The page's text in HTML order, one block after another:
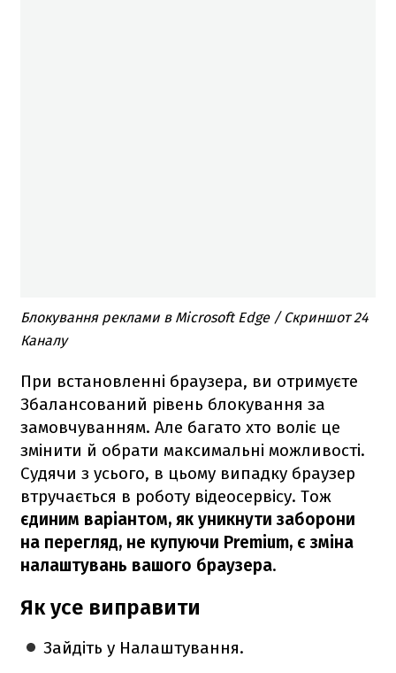
Блокування реклами в Microsoft Edge / Скриншот 24
Каналу
При встановленні браузера, ви отримуєте
Збалансований рівень блокування за
замовчуванням. Але багато хто воліє це
змінити й обрати максимальні можливості.
Судячи з усього, в цьому випадку браузер
втручається в роботу відеосервісу. Тож
єдиним варіантом, як уникнути заборони
на перегляд, не купуючи Premium, є зміна
налаштувань вашого браузера.
Як усе виправити
Зайдіть у Налаштування.